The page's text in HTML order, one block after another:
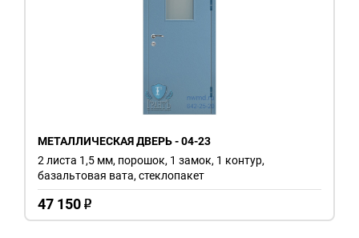
МЕТАЛЛИЧЕСКАЯ ДВЕРЬ - 04-23
47 150 o
2 листа 1,5 мм, порошок, 1 замок, 1 контур,
базальтовая вата, стеклопакет